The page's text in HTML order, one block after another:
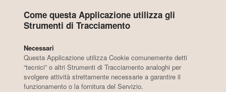
Come questa Applicazione utilizza gli
Strumenti di Tracciamento
Necessari
Questa Applicazione utilizza Cookie comunemente detti
“tecnici” o altri Strumenti di Tracciamento analoghi per
svolgere attività strettamente necessarie a garantire il
funzionamento o la fornitura del Servizio.